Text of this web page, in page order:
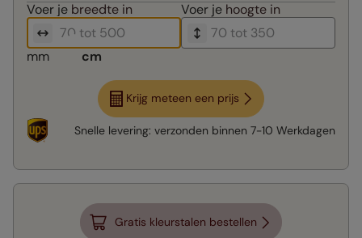
Voer je breedte in Voer je hoogte in
mm cm
Krijg meteen een prijs
Snelle levering: verzonden binnen 7-10 Werkdagen
Gratis kleurstalen bestellen